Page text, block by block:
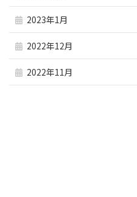
2023年1月
2022年12月
2022年11月